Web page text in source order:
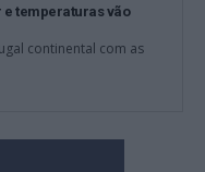
temperaturas vão
continental com as